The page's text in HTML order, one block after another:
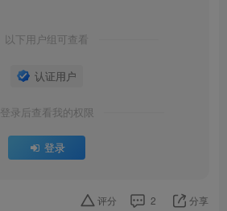
以下用户组可查看
认证用户
登录后查看我的权限
登录
评分 2 分享